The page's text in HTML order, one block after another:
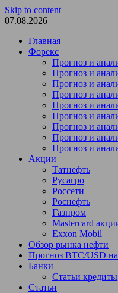
Skip to content
07.08.2026
Главная
Форекс
Прогноз и
Прогноз и
Прогноз и
Прогноз и
Прогноз и
Прогноз и
Прогноз и
Прогноз и
Прогноз и
Акции
Татнефть
Русагро
Россети
Роснефть
Газпром
Mastercard
Exxon Mobil
Обзор рынка нефти
Прогноз BTC/USD на
Банки
Статьи
Статьи